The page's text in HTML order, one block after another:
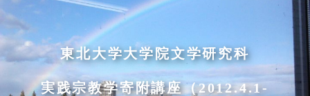
東北大学大学院文学研究科
実践宗教学寄附講座（2012.4.1-